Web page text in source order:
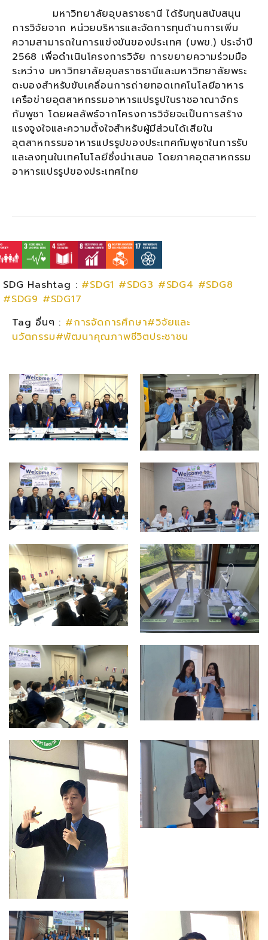
มหาวิทยาลัยอุบลราชธานี ได้รับทุนสนับสนุน
การวิจัยจาก หน่วยบริหารและจัดการทุนด้านการเพิ่ม
ความสามารถในการแข่งขันของประเทศ (บพข.) ประจำปี
2568 เพื่อดำเนินโครงการวิจัย การขยายความร่วมมือ
ระหว่าง มหาวิทยาลัยอุบลราชธานีและมหาวิทยาลัยพระ
ตะบองสำหรับขับเคลื่อนการถ่ายทอดเทคโนโลยีอาหาร
เครือข่ายอุตสาหกรรมอาหารแปรรูปในราชอาณาจักร
กัมพูชา โดยผลลัพธ์จากโครงการวิจัยจะเป็นการสร้าง
แรงจูงใจและความตั้งใจสำหรับผู้มีส่วนได้เสียใน
อุตสาหกรรมอาหารแปรรูปของประเทศกัมพูชาในการรับ
และลงทุนในเทคโนโลยีซึ่งนำเสนอ โดยภาคอุตสาหกรรม
อาหารแปรรูปของประเทศไทย
SDG Hashtag : #SDG1 #SDG3 #SDG4 #SDG8
#SDG9 #SDG17
Tag อื่นๆ : #การจัดการศึกษา#วิจัยและ
นวัตกรรม#พัฒนาคุณภาพชีวิตประชาชน